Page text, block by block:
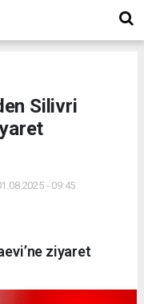
Silivri
- 09:45
ziyaret